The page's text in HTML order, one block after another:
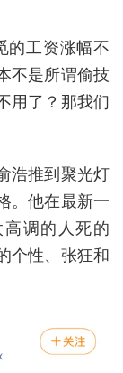
的工资涨幅不
不是所谓偷技
用了？那我们
浩推到聚光灯
。他在最新一
调的人死的
个性、张狂和